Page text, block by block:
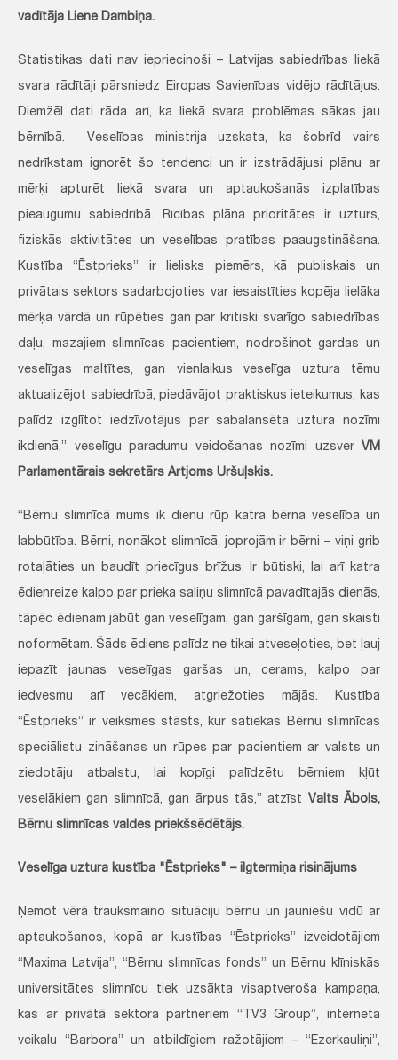
vadītāja Liene Dambiņa.
Statistikas dati nav iepriecinoši – Latvijas sabiedrības liekā
svara rādītāji pārsniedz Eiropas Savienības vidējo rādītājus.
Diemžēl dati rāda arī, ka liekā svara problēmas sākas jau
bērnībā. Veselības ministrija uzskata, ka šobrīd vairs
nedrīkstam ignorēt šo tendenci un ir izstrādājusi plānu ar
mērķi apturēt liekā svara un aptaukošanās izplatības
pieaugumu sabiedrībā. Rīcības plāna prioritātes ir uzturs,
fiziskās aktivitātes un veselības pratības paaugstināšana.
Kustība “Ēstprieks” ir lielisks piemērs, kā publiskais un
privātais sektors sadarbojoties var iesaistīties kopēja lielāka
mērķa vārdā un rūpēties gan par kritiski svarīgo sabiedrības
daļu, mazajiem slimnīcas pacientiem, nodrošinot gardas un
veselīgas maltītes, gan vienlaikus veselīga uztura tēmu
aktualizējot sabiedrībā, piedāvājot praktiskus ieteikumus, kas
palīdz izglītot iedzīvotājus par sabalansēta uztura nozīmi
ikdienā,” veselīgu paradumu veidošanas nozīmi uzsver VM
Parlamentārais sekretārs Artjoms Uršuļskis.
“Bērnu slimnīcā mums ik dienu rūp katra bērna veselība un
labbūtība. Bērni, nonākot slimnīcā, joprojām ir bērni – viņi grib
rotaļāties un baudīt priecīgus brīžus. Ir būtiski, lai arī katra
ēdienreize kalpo par prieka saliņu slimnīcā pavadītajās dienās,
tāpēc ēdienam jābūt gan veselīgam, gan garšīgam, gan skaisti
noformētam. Šāds ēdiens palīdz ne tikai atveseļoties, bet ļauj
iepazīt jaunas veselīgas garšas un, cerams, kalpo par
iedvesmu arī vecākiem, atgriežoties mājās. Kustība
“Ēstprieks” ir veiksmes stāsts, kur satiekas Bērnu slimnīcas
speciālistu zināšanas un rūpes par pacientiem ar valsts un
ziedotāju atbalstu, lai kopīgi palīdzētu bērniem kļūt
veselākiem gan slimnīcā, gan ārpus tās,” atzīst Valts Ābols,
Bērnu slimnīcas valdes priekšsēdētājs.
Veselīga uztura kustība "Ēstprieks" – ilgtermiņa risinājums
Ņemot vērā trauksmaino situāciju bērnu un jauniešu vidū ar
aptaukošanos, kopā ar kustības “Ēstprieks” izveidotājiem
“Maxima Latvija”, “Bērnu slimnīcas fonds” un Bērnu klīniskās
universitātes slimnīcu tiek uzsākta visaptveroša kampaņa,
kas ar privātā sektora partneriem “TV3 Group”, interneta
veikalu “Barbora” un atbildīgiem ražotājiem – “Ezerkauliņi”,